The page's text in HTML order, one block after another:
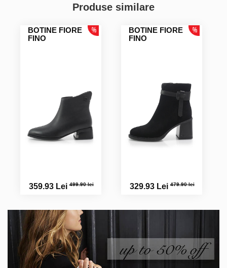
Produse similare
BOTINE FIORE
FINO
359.93 Lei499.90 lei
BOTINE FIORE
FINO
329.93 Lei479.90 lei